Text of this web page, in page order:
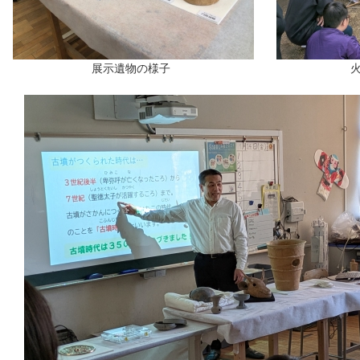
示遺物の様子 火起こし体